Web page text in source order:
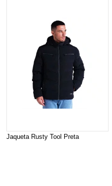
Jaqueta Rusty Tool Preta